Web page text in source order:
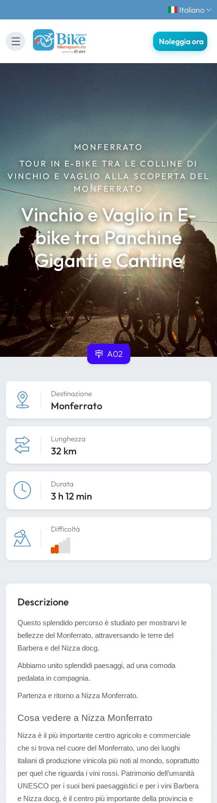
Italiano
Noleggia ora
MONFERRATO
TOUR IN E-BIKE TRA LE COLLINE DI
VINCHIO E VAGLIO ALLA SCOPERTA DEL
MONFERRATO
Vinchio e Vaglio in E-
bike tra Panchine
Giganti e Cantine
A02
Destinazione
Monferrato
Lunghezza
32 km
Durata
3 h 12 min
Difficoltà
Descrizione
Questo splendido percorso è studiato per mostrarvi le
bellezze del Monferrato, attraversando le terre del
Barbera e del Nizza docg.
Abbiamo unito splendidi paesaggi, ad una comoda
pedalata in compagnia.
Partenza e ritorno a Nizza Monferrato.
Cosa vedere a Nizza Monferrato
Nizza è il più importante centro agricolo e commerciale
che si trova nel cuore del Monferrato, uno dei luoghi
italiani di produzione vinicola più noti al mondo, soprattutto
per quel che riguarda i vini rossi. Patrimonio dell’umanità
UNESCO per i suoi beni paesaggistici e per i vini Barbera
e Nizza docg, è il centro più importante della provincia e